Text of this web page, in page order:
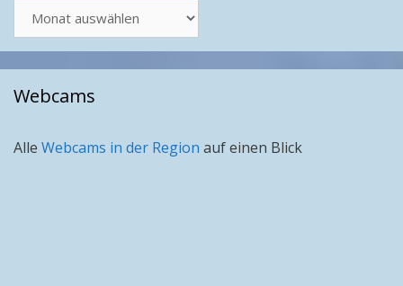
nach
Monat
Webcams
Alle Webcams in der Region auf einen Blick